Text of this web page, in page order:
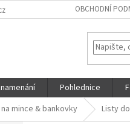
OBCHODNÍ
Pohlednice
mince & bankovky Listy